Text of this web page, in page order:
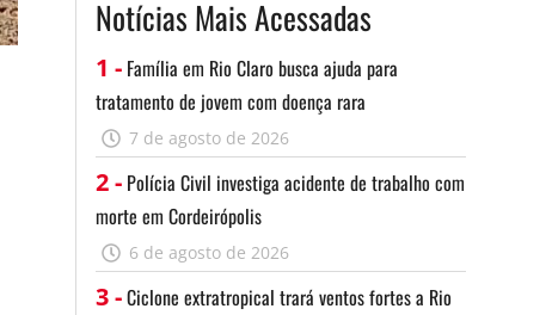
Notícias Mais Acessadas
1 - Família em Rio Claro busca ajuda para
tratamento de jovem com doença rara
7 de agosto de 2026
2 - Polícia Civil investiga acidente de trabalho com
morte em Cordeirópolis
6 de agosto de 2026
3 -Ciclone extratropical trará ventos fortes a Rio